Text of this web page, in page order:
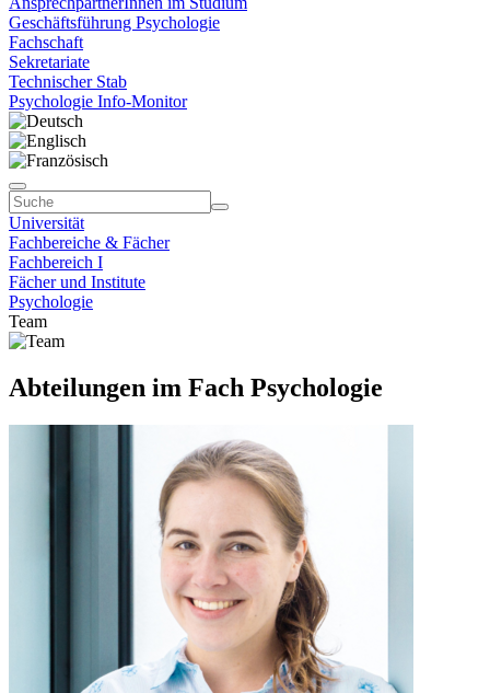
Geschäftsführung Psychologie
Fachschaft
Sekretariate
Technischer Stab
Psychologie Info-Monitor
Universität
Fachbereiche & Fächer
Fachbereich I
Fächer und Institute
Psychologie
Team
Abteilungen im Fach Psychologie